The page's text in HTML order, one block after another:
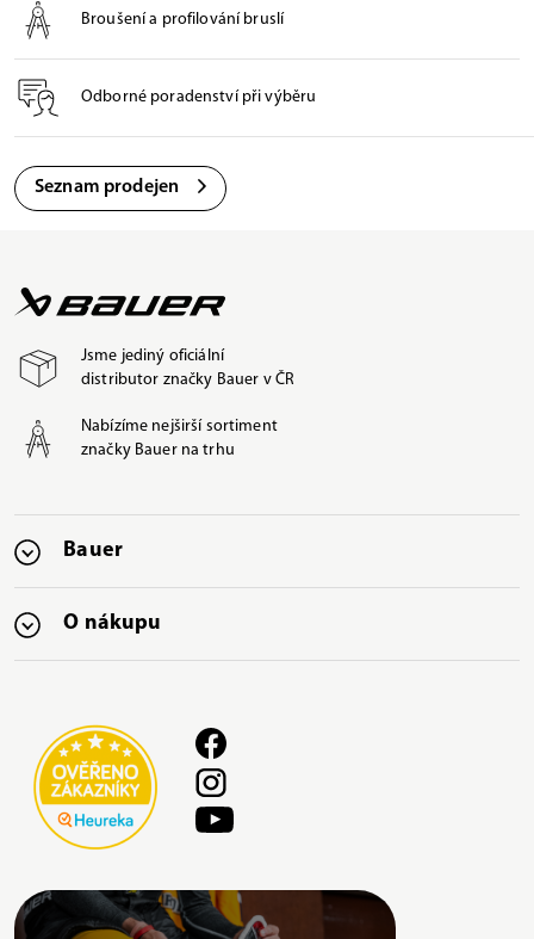
Broušení a profilování bruslí
Odborné poradenství při výběru
Seznam prodejen
Jsme jediný oficiální
distributor značky Bauer v ČR
Nabízíme nejširší sortiment
značky Bauer na trhu
Bauer
O nákupu